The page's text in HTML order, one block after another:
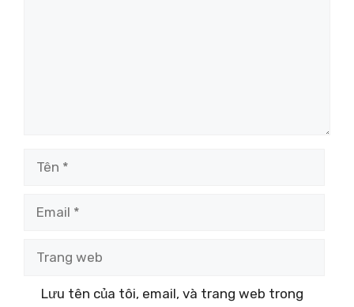
web
Lưu tên của tôi, email, và trang web trong